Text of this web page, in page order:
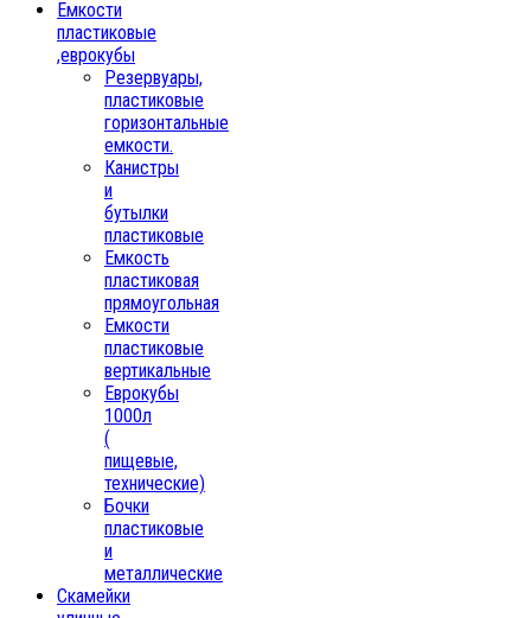
Емкости
пластиковые
,еврокубы
Резервуары,
пластиковые
горизонтальные
емкости.
Канистры
и
бутылки
пластиковые
Емкость
пластиковая
прямоугольная
Емкости
пластиковые
вертикальные
Еврокубы
1000л
(
пищевые,
технические)
Бочки
пластиковые
и
металлические
Скамейки